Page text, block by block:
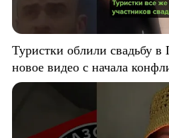
Туристки облили свадьбу
новое видео с начала